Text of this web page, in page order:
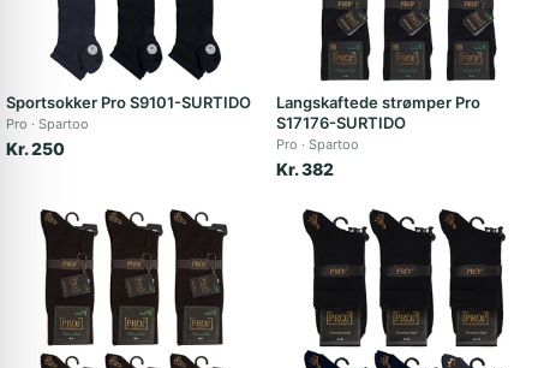
Sportsokker Pro S9101-SURTIDO
Pro Spartoo
Kr. 250
Langskaftede strømper Pro
S17176-SURTIDO
Pro Spartoo
Kr. 382